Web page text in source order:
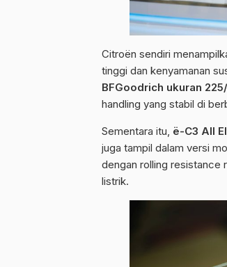
Citroën sendiri
tinggi dan kenyamanan
BFGoodrich ukuran
handling yang stabil di
Sementara itu, ë-C3 All
juga tampil dalam versi
dengan rolling resistance
listrik.